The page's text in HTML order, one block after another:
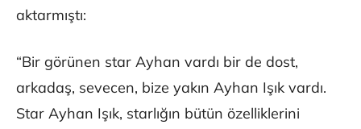
aktarmıştı:
“Bir görünen star Ayhan vardı bir de dost,
arkadaş, sevecen, bize yakın Ayhan Işık vardı.
Star Ayhan Işık, starlığın bütün özelliklerini